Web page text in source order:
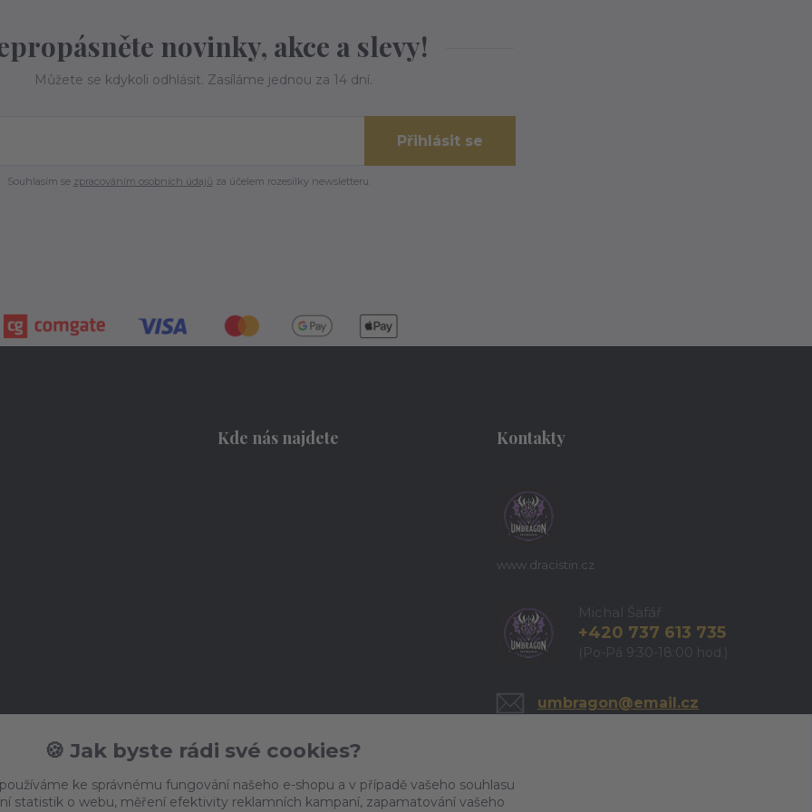
novinky, akce a slevy!
Můžete se kdykoli odhlásit. Zasíláme jednou za 14 dní.
Přihlásit se
Souhlasím se zpracováním osobních údajů za účelem rozesílky newsletteru.
Kde nás najdete Kontakty
www.dracistin.cz
Michal Šafář
+420 737 613 735
(Po-Pá 9:30-18:00 hod.)
umbragon@email.cz
🍪 Jak byste rádi své cookies?
ke správnému fungování našeho e-shopu a v případě vašeho souhlasu
statistik o webu, měření efektivity reklamních kampaní, zapamatování vašeho